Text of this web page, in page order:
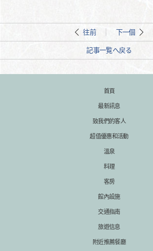
往前 下一個
記事一覧へ戻る
首頁
最新訊息
致我們的客人
超值優惠和活動
溫泉
料理
客房
館內設施
交通指南
旅遊信息
附近推薦餐廳